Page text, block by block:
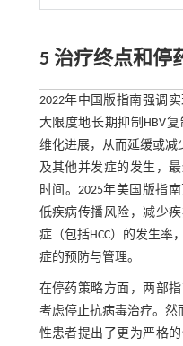
5 治疗终点和停
2022年中国版指南强调
大限度地长期抑制HBV
维化进展，从而延缓或减
及其他并发症的发生，
时间。2025年美国版指
低疾病传播风险，减少
症（包括HCC）的发生率
症的预防与管理。
在停药策略方面，两部
考虑停止抗病毒治疗。然
性患者提出了更为严格